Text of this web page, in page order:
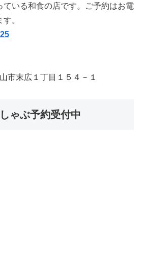
ている和食の店です。ご予約はお電
。
市末広１丁目１５４－１
ゃぶ予約受付中